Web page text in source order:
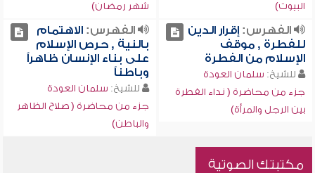
البيوت)
شهر رمضان)
الفهرس:إقرار الدين
للفطرة , موقف
الإسلام من الفطرة
للشيخ: سلمان العودة
جزء من محاضرة ( نداء الفطرة
بين الرجل والمرأة)
الفهرس:الاهتمام
بالنية , حرص الإسلام
على بناء الإنسان ظاهراً
وباطناً
للشيخ: سلمان العودة
جزء من محاضرة ( صلاح الظاهر
والباطن)
مكتبتك الصوتية